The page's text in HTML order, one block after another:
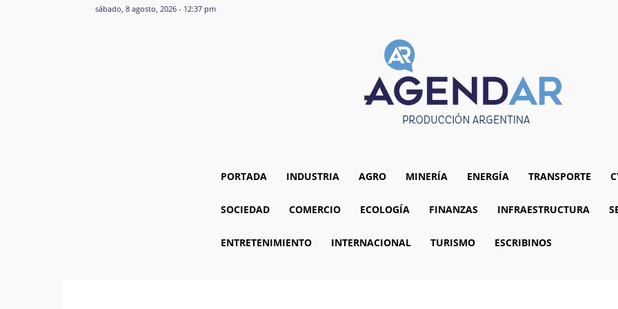
sábado, 8 agosto, 2026 - 12:37 pm
PORTADA INDUSTRIA AGRO MINERÍA ENERGÍA TRANSPORTE
SOCIEDAD COMERCIO ECOLOGÍA FINANZAS INFRAESTRUCTURA
ENTRETENIMIENTO INTERNACIONAL TURISMO ESCRIBINOS